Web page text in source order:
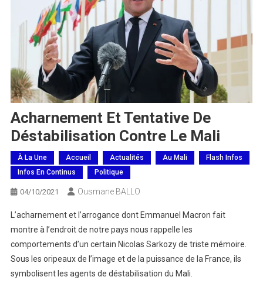
Acharnement Et Tentative De
Déstabilisation Contre Le Mali
À La Une Accueil Actualités Au Mali
Flash Infos
Infos En Continus
Politique
04/10/2021 Ousmane BALLO
L’acharnement et l’arrogance dont Emmanuel Macron fait
montre à l’endroit de notre pays nous rappelle les
comportements d’un certain Nicolas Sarkozy de triste mémoire.
Sous les oripeaux de l’image et de la puissance de la France, ils
symbolisent les agents de déstabilisation du Mali.